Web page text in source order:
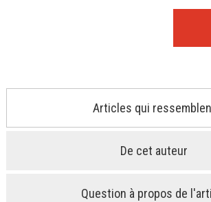
Articles qui
De cet auteur
Question à propos de